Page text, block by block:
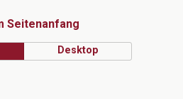
Seitenanfang
Desktop